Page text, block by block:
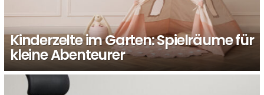
Kinderzelte im Garten: Spielräume für
kleine Abenteurer